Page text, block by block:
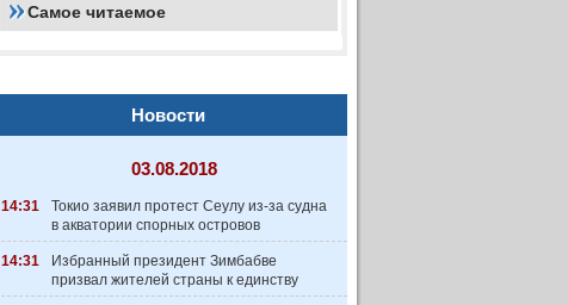
Самое читаемое
Новости
03.08.2018
14:31
Токио заявил протест Сеулу из-за судна
в акватории спорных островов
14:31
Избранный президент Зимбабве
призвал жителей страны к единству